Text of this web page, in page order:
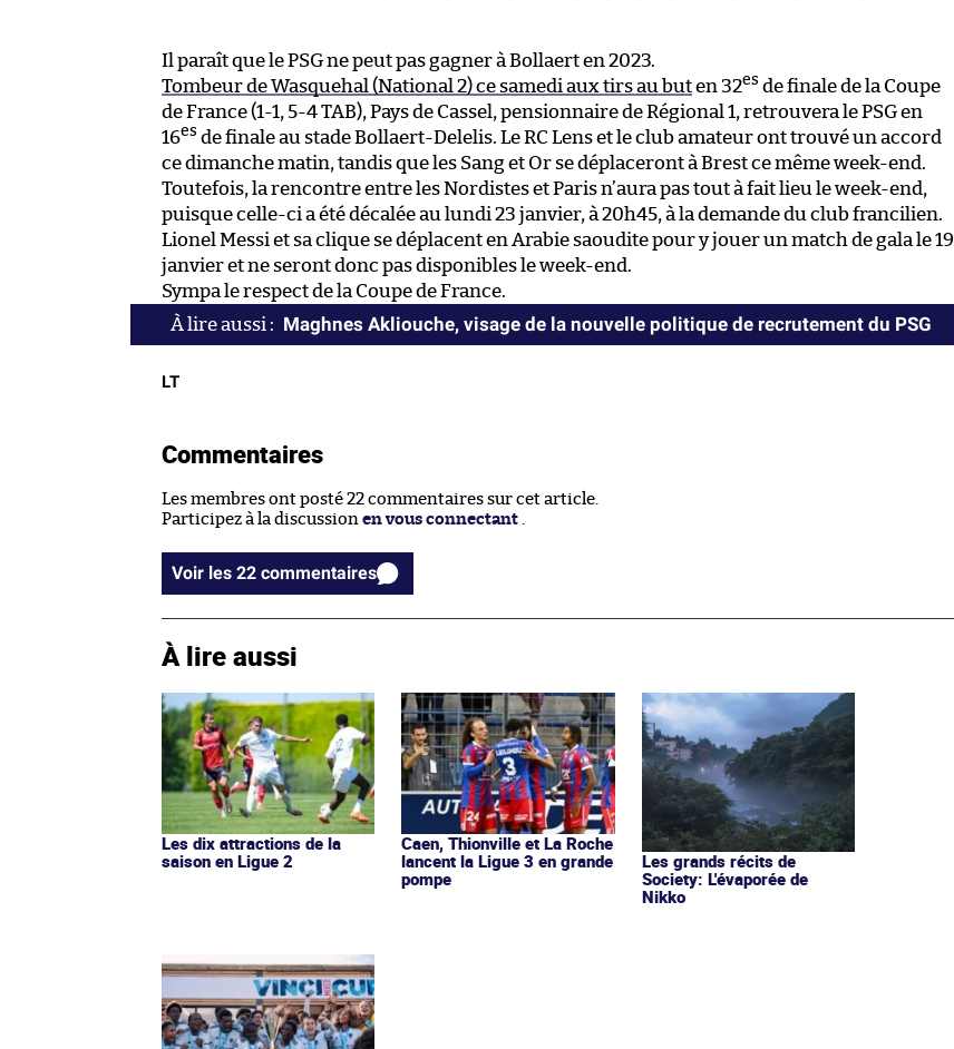
Il paraît que le PSG ne peut pas gagner à Bollaert en 2023.
Tombeur de Wasquehal (National 2) ce samedi aux tirs au buten 32es de finale de la Coupe
de France (1-1, 5-4 TAB), Pays de Cassel, pensionnaire de Régional 1, retrouvera le PSG en
16es de finale au stade Bollaert-Delelis. Le RC Lens et le club amateur ont trouvé un accord
ce dimanche matin, tandis que les Sang et Or se déplaceront à Brest ce même week-end.
Toutefois, la rencontre entre les Nordistes et Paris n’aura pas tout à fait lieu le week-end,
puisque celle-ci a été décalée au lundi 23 janvier, à 20h45, à la demande du club francilien.
Lionel Messi et sa clique se déplacent en Arabie saoudite pour y jouer un match de gala le 19
janvier et ne seront donc pas disponibles le week-end.
Sympa le respect de la Coupe de France.
Maghnes Akliouche, visage de la nouvelle politique de recrutement du PSG
LT
Commentaires
Les membres ont posté 22 commentaires sur cet article.
Participez à la discussion en vous connectant .
Voir les 22 commentaires
À lire aussi
Les dix attractions de la
saison en Ligue 2
Caen, Thionville et La Roche
lancent la Ligue 3 en grande
pompe
Les grands récits de
Society: L'évaporée de
Nikko